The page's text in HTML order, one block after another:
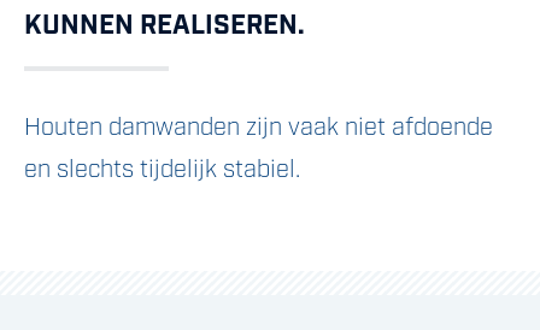
KUNNEN REALISEREN.
Houten damwanden zijn vaak niet afdoende
en slechts tijdelijk stabiel.